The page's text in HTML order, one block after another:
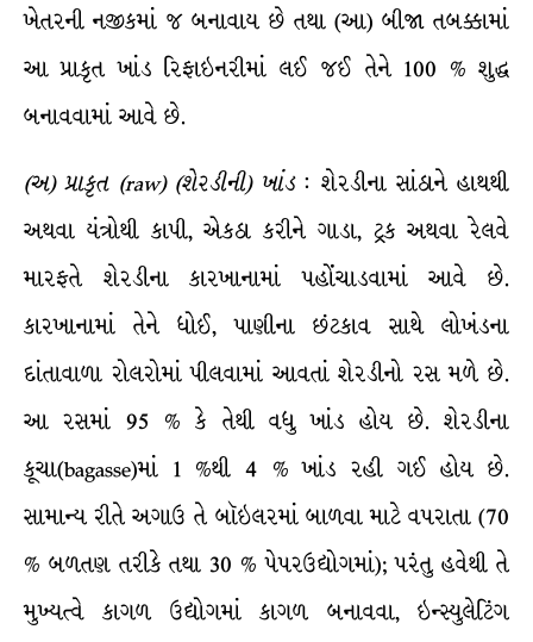
ખેતરની નજીકમાં જ બનાવાય છે તથા (આ) બીજા તબક્કામાં
આ પ્રાકૃત ખાંડ રિફાઇનરીમાં લઈ જઈ તેને 100 % શુદ્ધ
બનાવવામાં આવે છે.
(અ)પ્રાકૃત(raw) (શેરડીની) ખાંડ: શેરડીના સાંઠાને હાથથી
અથવા યંત્રોથી કાપી, એકઠા કરીને ગાડા, ટ્રક અથવા રેલવે
મારફતે શેરડીના કારખાનામાં પહોંચાડવામાં આવે છે.
કારખાનામાં તેને ધોઈ, પાણીના છંટકાવ સાથે લોખંડના
દાંતાવાળા રોલરોમાં પીલવામાં આવતાં શેરડીનો રસ મળે છે.
આ રસમાં 95 % કે તેથી વધુ ખાંડ હોય છે. શેરડીના
કૂચા(bagasse)માં 1 %થી 4 % ખાંડ રહી ગઈ હોય છે.
સામાન્ય રીતે અગાઉ તે બૉઇલરમાં બાળવા માટે વપરાતા (70
% બળતણ તરીકે તથા 30 % પેપરઉદ્યોગમાં); પરંતુ હવેથી તે
મુખ્યત્વે કાગળ ઉદ્યોગમાં કાગળ બનાવવા, ઇન્સ્યુલેટિંગ